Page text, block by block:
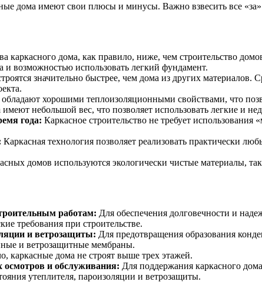
дома имеют свои плюсы и минусы. Важно взвесить все
каркасного дома, как правило, ниже, чем строительство
и возможностью использовать легкий фундамент.
значительно быстрее, чем дома из других материалов.
хорошими теплоизоляционными свойствами, что
небольшой вес, что позволяет использовать легкие и
года: Каркасное строительство не требует
Каркасная технология позволяет реализовать практически
домов используются экологически чистые материалы,
работам: Для обеспечения долговечности и
требования при строительстве.
и ветрозащиты: Для предотвращения образования
и ветрозащитные мембраны.
каркасные дома не строят выше трех этажей.
осмотров и обслуживания: Для поддержания каркасного
утеплителя, пароизоляции и ветрозащиты.